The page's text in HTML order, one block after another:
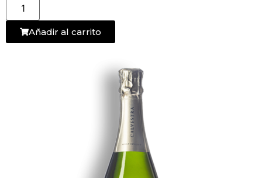
Añadir al carrito